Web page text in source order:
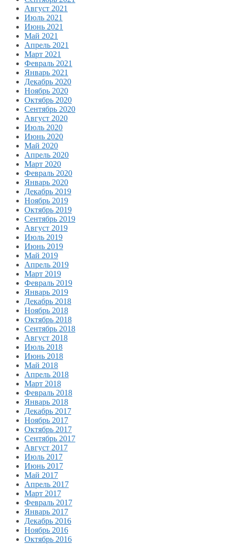
Август 2021
Июль 2021
Июнь 2021
Май 2021
Апрель 2021
Март 2021
Февраль 2021
Январь 2021
Декабрь 2020
Ноябрь 2020
Октябрь 2020
Сентябрь 2020
Август 2020
Июль 2020
Июнь 2020
Май 2020
Апрель 2020
Март 2020
Февраль 2020
Январь 2020
Декабрь 2019
Ноябрь 2019
Октябрь 2019
Сентябрь 2019
Август 2019
Июль 2019
Июнь 2019
Май 2019
Апрель 2019
Март 2019
Февраль 2019
Январь 2019
Декабрь 2018
Ноябрь 2018
Октябрь 2018
Сентябрь 2018
Август 2018
Июль 2018
Июнь 2018
Май 2018
Апрель 2018
Март 2018
Февраль 2018
Январь 2018
Декабрь 2017
Ноябрь 2017
Октябрь 2017
Сентябрь 2017
Август 2017
Июль 2017
Июнь 2017
Май 2017
Апрель 2017
Март 2017
Февраль 2017
Январь 2017
Декабрь 2016
Ноябрь 2016
Октябрь 2016